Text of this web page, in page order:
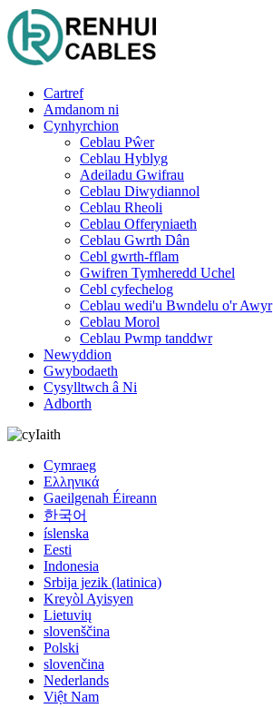
Cartref
Amdanom ni
Cynhyrchion
Ceblau Pŵer
Ceblau Hyblyg
Adeiladu Gwifrau
Ceblau Diwydiannol
Ceblau Rheoli
Ceblau Offeryniaeth
Ceblau Gwrth Dân
Cebl gwrth-fflam
Gwifren Tymheredd Uchel
Cebl cyfechelog
Ceblau wedi'u Bwndelu o'r Awyr
Ceblau Morol
Ceblau Pwmp tanddwr
Newyddion
Gwybodaeth
Cysylltwch â Ni
Adborth
Iaith
Cymraeg
Ελληνικά
Gaeilgenah Éireann
한국어
íslenska
Eesti
Indonesia
Srbija jezik (latinica)
Kreyòl Ayisyen
Lietuvių
slovenščina
Polski
slovenčina
Nederlands
Việt Nam